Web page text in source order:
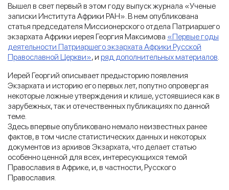
Вышел в свет первый в этом году выпуск журнала «Ученые
записки Института Африки РАН». В нем опубликована
статья председателя Миссионерского отдела Патриаршего
экзархата Африки иерея Георгия Максимова «Первые годы
деятельности Патриаршего экзархата Африки Русской
Православной Церкви», и ряд дополнительных материалов
Иерей Георгий описывает предысторию появления
Экзархата и историю его первых лет, попутно опровергая
некоторые ложные утверждения и клише, устоявшиеся как в
зарубежных, так и отечественных публикациях по данной
теме.
Здесь впервые опубликовано немало неизвестных ранее
фактов, в том числе статистических данных и некоторых
документов из архивов Экзархата, что делает статью
особенно ценной для всех, интересующихся темой
Православия в Африке, и, в частности, Русского
Православия.